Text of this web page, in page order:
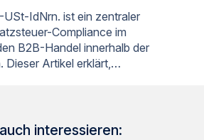
IdNrn. ist ein zentraler
Compliance im
B2B-Handel innerhalb der
Dieser Artikel erklärt,…
interessieren: